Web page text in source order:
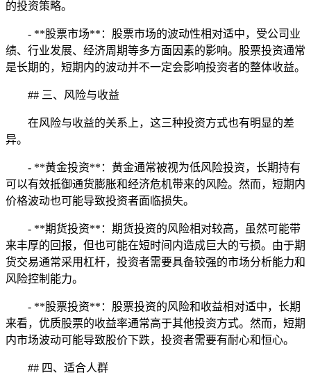
的投资策略。
- **股票市场**：股票市场的波动性相对适中，受公司业
绩、行业发展、经济周期等多方面因素的影响。股票投资通常
是长期的，短期内的波动并不一定会影响投资者的整体收益。
## 三、风险与收益
在风险与收益的关系上，这三种投资方式也有明显的差
异。
- **黄金投资**：黄金通常被视为低风险投资，长期持有
可以有效抵御通货膨胀和经济危机带来的风险。然而，短期内
价格波动也可能导致投资者面临损失。
- **期货投资**：期货投资的风险相对较高，虽然可能带
来丰厚的回报，但也可能在短时间内造成巨大的亏损。由于期
货交易通常采用杠杆，投资者需要具备较强的市场分析能力和
风险控制能力。
- **股票投资**：股票投资的风险和收益相对适中，长期
来看，优质股票的收益率通常高于其他投资方式。然而，短期
内市场波动可能导致股价下跌，投资者需要有耐心和恒心。
## 四、适合人群